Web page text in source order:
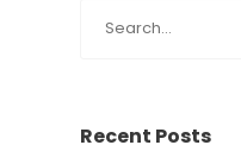
Recent Posts